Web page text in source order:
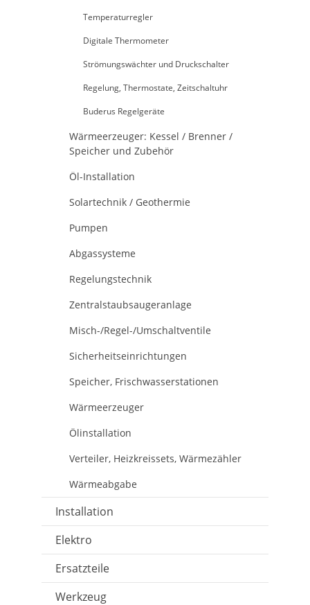
Temperaturregler
Digitale Thermometer
Strömungswächter und Druckschalter
Regelung, Thermostate, Zeitschaltuhr
Buderus Regelgeräte
Wärmeerzeuger: Kessel / Brenner /
Speicher und Zubehör
Öl-Installation
Solartechnik / Geothermie
Pumpen
Abgassysteme
Regelungstechnik
Zentralstaubsaugeranlage
Misch-/Regel-/Umschaltventile
Sicherheitseinrichtungen
Speicher, Frischwasserstationen
Wärmeerzeuger
Ölinstallation
Verteiler, Heizkreissets, Wärmezähler
Wärmeabgabe
Installation
Elektro
Ersatzteile
Werkzeug